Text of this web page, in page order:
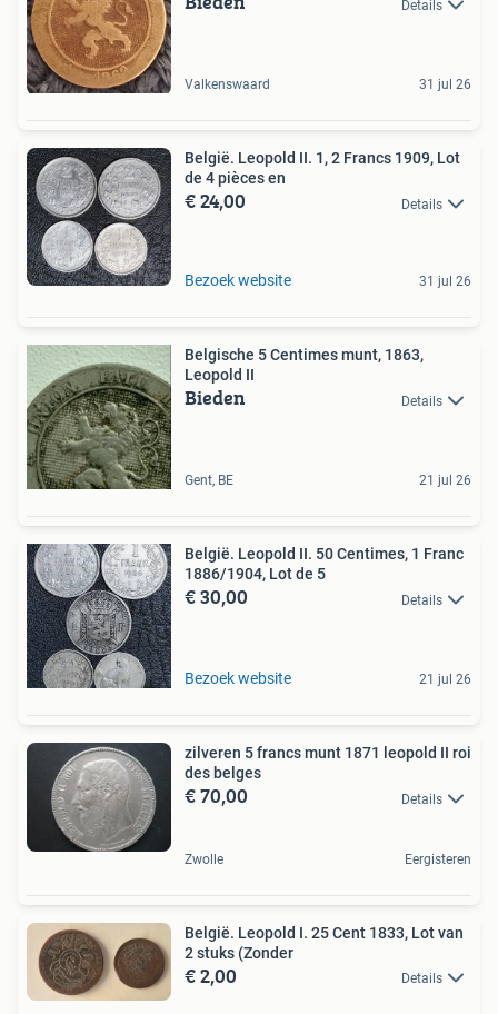
Details
Valkenswaard 31 jul 26
België. Leopold II. 1, 2 Francs 1909, Lot
de 4 pièces en
€ 24,00 Details
Bezoek website 31 jul 26
Belgische 5 Centimes munt, 1863,
Leopold II
Bieden Details
Gent, BE 21 jul 26
België. Leopold II. 50 Centimes, 1 Franc
1886/1904, Lot de 5
€ 30,00 Details
Bezoek website 21 jul 26
zilveren 5 francs munt 1871 leopold II roi
des belges
€ 70,00 Details
Zwolle Eergisteren
België. Leopold I. 25 Cent 1833, Lot van
2 stuks (Zonder
€ 2,00 Details